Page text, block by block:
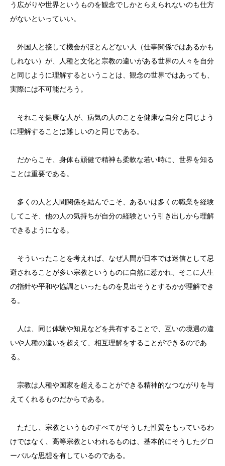
う広がりや世界というものを観念でしかとらえられないのも仕方
がないといっていい。
外国人と接して機会がほとんどない人（仕事関係ではあるかも
しれない）が、人種と文化と宗教の違いがある世界の人々を自分
と同じように理解するということは、観念の世界ではあっても、
実際には不可能だろう。
それこそ健康な人が、病気の人のことを健康な自分と同じよう
に理解することは難しいのと同じである。
だからこそ、身体も頑健で精神も柔軟な若い時に、世界を知る
ことは重要である。
多くの人と人間関係を結んでこそ、あるいは多くの職業を経験
してこそ、他の人の気持ちが自分の経験という引き出しから理解
できるようになる。
そういったことを考えれば、なぜ人間が日本では迷信として忌
避されることが多い宗教というものに自然に惹かれ、そこに人生
の指針や平和や協調といったものを見出そうとするかが理解でき
る。
人は、同じ体験や知見などを共有することで、互いの境遇の違
いや人種の違いを超えて、相互理解をすることができるのであ
る。
宗教は人種や国家を超えることができる精神的なつながりを与
えてくれるものだからである。
ただし、宗教というものすべてがそうした性質をもっているわ
けではなく、高等宗教といわれるものは、基本的にそうしたグロ
ーバルな思想を有しているのである。